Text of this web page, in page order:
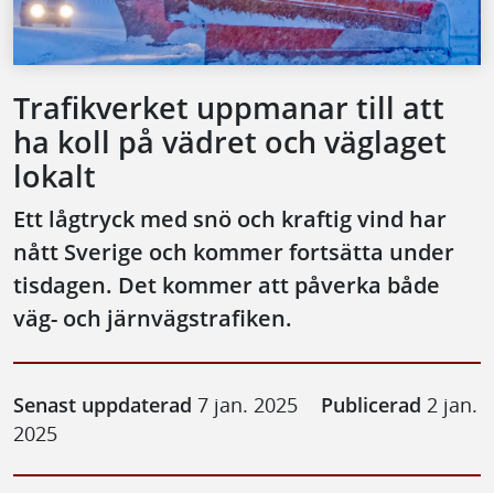
Trafikverket uppmanar till att
ha koll på vädret och väglaget
lokalt
Ett lågtryck med snö och kraftig vind har
nått Sverige och kommer fortsätta under
tisdagen. Det kommer att påverka både
väg- och järnvägstrafiken.
Senast uppdaterad 7 jan. 2025 Publicerad 2 jan.
2025